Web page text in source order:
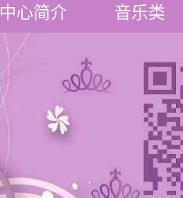
中心简介 音乐类